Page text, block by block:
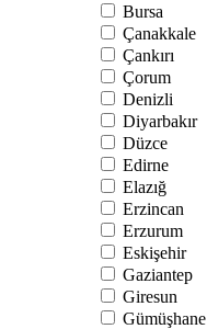
Bursa
Çanakkale
Çankırı
Çorum
Denizli
Diyarbakır
Düzce
Edirne
Elazığ
Erzincan
Erzurum
Eskişehir
Gaziantep
Giresun
Gümüşhane